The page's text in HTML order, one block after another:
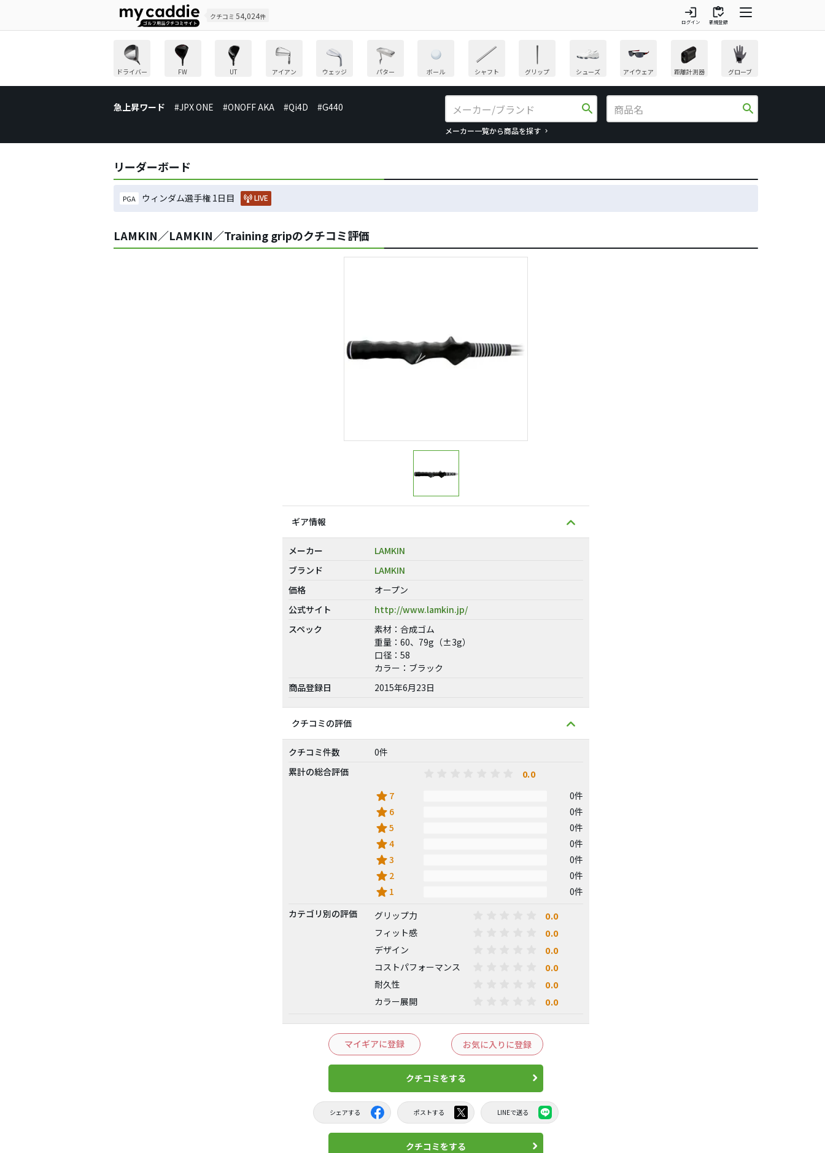
クチコミ 54,024件 login
ログイン
inventory
新規登録
ドライバー FW UT アイアン ウェッジ パター ボール シャフト グリップ シューズ アイウェア 距離計測器 グローブ
急上昇ワード #JPX ONE #ONOFF AKA #Qi4D #G440 search
メーカー一覧から商品を探す
search
リーダーボード
PGA ウィンダム選手権 1日目 LIVE
LAMKIN／LAMKIN／Training gripのクチコミ評価
ギア情報
メーカー
LAMKIN
ブランド
LAMKIN
価格
オープン
公式サイト
http://www.lamkin.jp/
スペック
素材：合成ゴム
重量：60、79g（±3g）
口径：58
カラー：ブラック
商品登録日
2015年6月23日
クチコミの評価
クチコミ件数
0件
累計の総合評価
0.0
star 7 0件
star 6 0件
star5 0件
star4 0件
star3 0件
star 2 0件
star 1
0件
カテゴリ別の評価
グリップ力 0.0
フィット感 0.0
デザイン 0.0
コストパフォーマンス 0.0
耐久性 0.0
カラー展開 0.0
マイギアに登録 お気に入りに登録
クチコミをする
シェアする ポストする LINEで送る
クチコミをする